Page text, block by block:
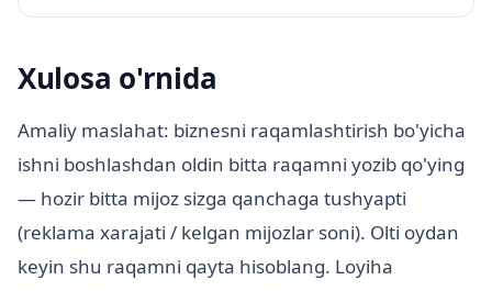
Xulosa o'rnida
Amaliy maslahat: biznesni raqamlashtirish bo'yicha
ishni boshlashdan oldin bitta raqamni yozib qo'ying
— hozir bitta mijoz sizga qanchaga tushyapti
(reklama xarajati / kelgan mijozlar soni). Olti oydan
keyin shu raqamni qayta hisoblang. Loyiha